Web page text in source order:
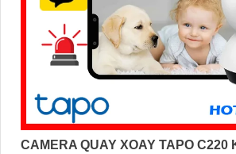
CAMERA QUAY XOAY TAPO C220